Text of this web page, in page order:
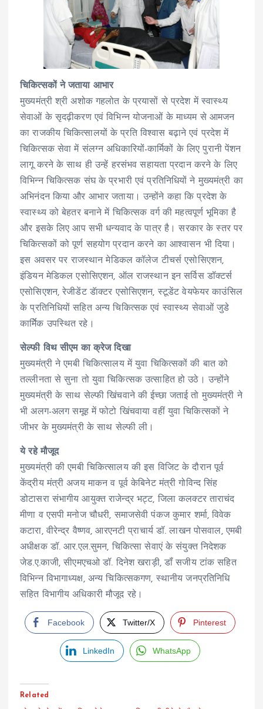
चिकित्सकों ने जताया आभार
मुख्यमंत्री श्री अशोक गहलोत के प्रयासों से प्रदेश में स्वास्थ्य
सेवाओं के सृदढ़ीकरण एवं विभिन्न योजनाओं के माध्यम से आमजन
का राजकीय चिकित्सालयों के प्रति विश्वास बढ़ाने एवं प्रदेश में
चिकित्सक सेवा में संलग्न अधिकारियों-कार्मिकों के लिए पुरानी पेंशन
लागू करने के साथ ही उन्हें हरसंभव सहायता प्रदान करने के लिए
विभिन्न चिकित्सक संघ के प्रभारी एवं प्रतिनिधियों ने मुख्यमंत्री का
अभिनंदन किया और आभार जताया। उन्होंने कहा कि प्रदेश के
स्वास्थ्य को बेहतर बनाने में चिकित्सक वर्ग की महत्वपूर्ण भूमिका है
और इसके लिए आप सभी धन्यवाद के पात्र है। सरकार के स्तर पर
चिकित्सकों को पूर्ण सहयोग प्रदान करने का आश्वासन भी दिया।
इस अवसर पर राजस्थान मेडिकल कॉलेज टीचर्स एसोसिएशन,
इंडियन मेडिकल एसोसिएशन, ऑल राजस्थान इन सर्विस डॉक्टर्स
एसोसिएशन, रेजीडेंट डॅाक्टर एसोसिएशन, स्टूडेंट वेयफेयर काउंसिल
के प्रतिनिधियों सहित अन्य चिकित्सक एवं स्वास्थ्य सेवाओं जुडे
कार्मिेक उपस्थित रहे।
सेल्फी विथ सीएम का क्रेज दिखा
मुख्यमंत्री ने एमबी चिकित्सालय में युवा चिकित्सकों की बात को
तल्लीनता से सुना तो युवा चिकित्सक उत्साहित हो उठे। उन्होंने
मुख्यमंत्री के साथ सेल्फी खिंचवाने की ईच्छा जताई तो मुख्यमंत्री ने
भी अलग-अलग समूह में फोटो खिंचवाया वहीं युवा चिकित्सकों ने
जीभर के मुख्यमंत्री के साथ सेल्फी ली।
ये रहे मौजूद
मुख्यमंत्री की एमबी चिकित्सालय की इस विजिट के दौरान पूर्व
केंद्रीय मंत्री अजय माकन व पूर्व केबिनेट मंत्री गोविन्द सिंह
डोटासरा संभागीय आयुक्त राजेन्द्र भट्ट, जिला कलक्टर ताराचंद
मीणा व एसपी मनोज चौधरी, समाजसेवी पंकज कुमार शर्मा, विवेक
कटारा, वीरेन्द्र वैष्णव, आरएनटी प्राचार्य डॉ. लाखन पोसवाल, एमबी
अधीक्षक डॉ. आर.एल.सुमन, चिकित्सा सेवाएं के संयुक्त निदेशक
जेड.ए.काजी, सीएमएचओ डॉ. दिनेश खराड़ी, डॉं सजीय टांक सहित
विभिन्न विभागाध्यक्ष, अन्य चिकित्सकगण, स्थानीय जनप्रतिनिधि
सहित विभागीय अधिकारी मौजूद रहे।
Facebook Twitter/X Pinterest
LinkedIn WhatsApp
Related